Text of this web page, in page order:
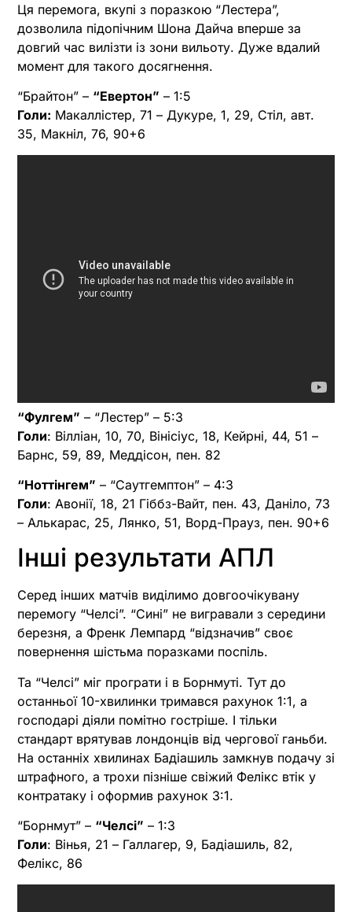
Ця перемога, вкупі з поразкою “Лестера”,
дозволила підопічним Шона Дайча вперше за
довгий час вилізти із зони вильоту. Дуже вдалий
момент для такого досягнення.
“Брайтон” – “Евертон” – 1:5
Голи: Макаллістер, 71 – Дукуре, 1, 29, Стіл, авт.
35, Макніл, 76, 90+6
“Фулгем” – “Лестер” – 5:3
Голи: Вілліан, 10, 70, Вінісіус, 18, Кейрні, 44, 51 –
Барнс, 59, 89, Меддісон, пен. 82
“Ноттінгем” – “Саутгемптон” – 4:3
Голи: Авонії, 18, 21 Гіббз-Вайт, пен. 43, Даніло, 73
– Алькарас, 25, Лянко, 51, Ворд-Прауз, пен. 90+6
Інші результати АПЛ
Серед інших матчів виділимо довгоочікувану
перемогу “Челсі”. “Сині” не вигравали з середини
березня, а Френк Лемпард “відзначив” своє
повернення шістьма поразками поспіль.
Та “Челсі” міг програти і в Борнмуті. Тут до
останньої 10-хвилинки тримався рахунок 1:1, а
господарі діяли помітно гостріше. І тільки
стандарт врятував лондонців від чергової ганьби.
На останніх хвилинах Бадіашиль замкнув подачу зі
штрафного, а трохи пізніше свіжий Фелікс втік у
контратаку і оформив рахунок 3:1.
“Борнмут” – “Челсі” – 1:3
Голи: Вінья, 21 – Галлагер, 9, Бадіашиль, 82,
Фелікс, 86